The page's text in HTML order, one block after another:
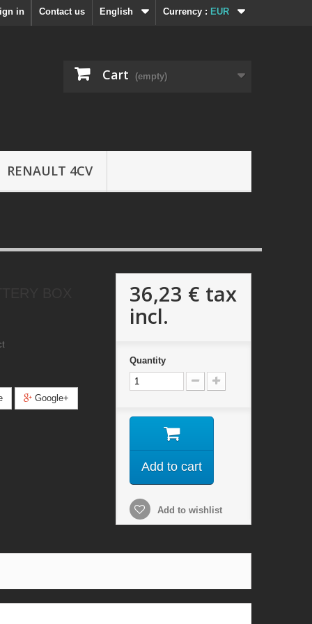
Currency : EUR
English
Contact us
in
Cart (empty)
RENAULT 4CV
Google+
36,23 € tax
incl.
Quantity
Add to cart
Add to wishlist